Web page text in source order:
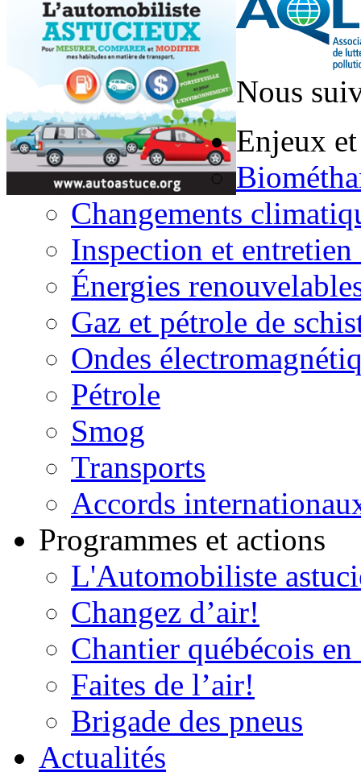
Nous
Enjeux
Changements
Inspection et entretien
Énergies
Gaz et pétrole de
Ondes
Pétrole
Smog
Transports
Accords
Programmes et actions
L'Automobiliste
Changez d’air!
Chantier québécois
Faites de l’air!
Brigade des pneus
Actualités